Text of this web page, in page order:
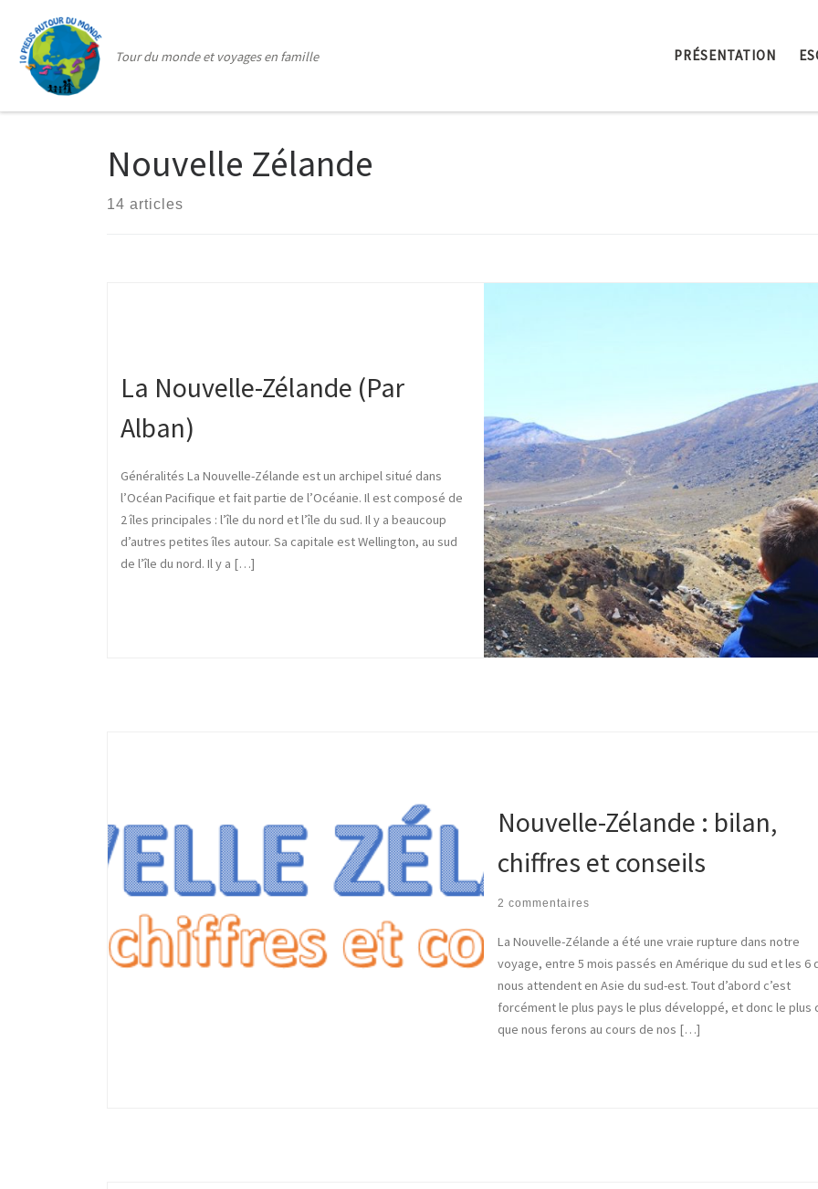
Passer au contenu
Tour du monde et voyages en famille PRÉSENTATION
Nouvelle Zélande
14 articles
La Nouvelle-Zélande (Par
Alban)
Généralités La Nouvelle-Zélande est un archipel situé dans
l’Océan Pacifique et fait partie de l’Océanie. Il est composé de
2 îles principales : l’île du nord et l’île du sud. Il y a beaucoup
d’autres petites îles autour. Sa capitale est Wellington, au sud
de l’île du nord. Il y a […]
Nouvelle-Zélande : bilan,
chiffres et conseils
2 commentaires
La Nouvelle-Zélande a été une vraie rupture dans notre
voyage, entre 5 mois passés en Amérique du sud et les 6
nous attendent en Asie du sud-est. Tout d’abord c’est
forcément le plus pays le plus développé, et donc le plus
que nous ferons au cours de nos […]